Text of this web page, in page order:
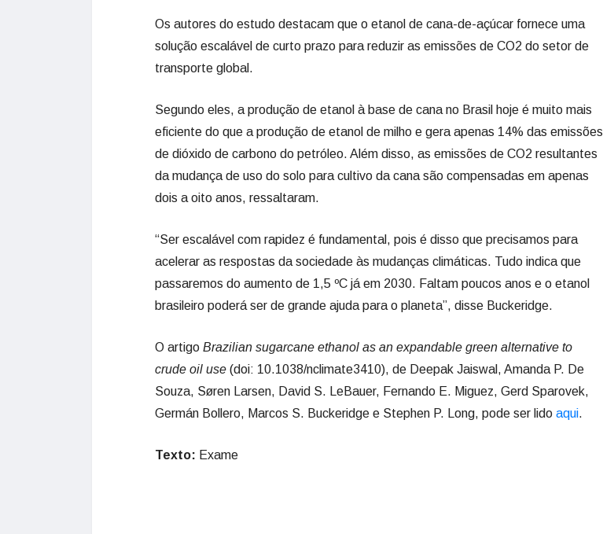
Os autores do estudo destacam que o etanol de cana-de-açúcar fornece uma
solução escalável de curto prazo para reduzir as emissões de CO2 do setor de
transporte global.
Segundo eles, a produção de etanol à base de cana no Brasil hoje é muito mais
eficiente do que a produção de etanol de milho e gera apenas 14% das emissões
de dióxido de carbono do petróleo. Além disso, as emissões de CO2 resultantes
da mudança de uso do solo para cultivo da cana são compensadas em apenas
dois a oito anos, ressaltaram.
“Ser escalável com rapidez é fundamental, pois é disso que precisamos para
acelerar as respostas da sociedade às mudanças climáticas. Tudo indica que
passaremos do aumento de 1,5 ºC já em 2030. Faltam poucos anos e o etanol
brasileiro poderá ser de grande ajuda para o planeta”, disse Buckeridge.
O artigo Brazilian sugarcane ethanol as an expandable green alternative to
crude oil use (doi: 10.1038/nclimate3410), de Deepak Jaiswal, Amanda P. De
Souza, Søren Larsen, David S. LeBauer, Fernando E. Miguez, Gerd Sparovek,
Germán Bollero, Marcos S. Buckeridge e Stephen P. Long, pode ser lido aqui.
Texto: Exame